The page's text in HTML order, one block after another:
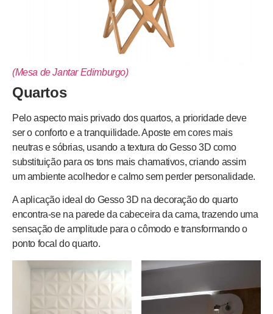
(Mesa de Jantar Edimburgo)
Quartos
Pelo aspecto mais privado dos quartos, a prioridade deve
ser o conforto e a tranquilidade. Aposte em cores mais
neutras e sóbrias, usando a textura do Gesso 3D como
substituição para os tons mais chamativos, criando assim
um ambiente acolhedor e calmo sem perder personalidade.
A aplicação ideal do Gesso 3D na decoração do quarto
encontra-se na parede da cabeceira da cama, trazendo uma
sensação de amplitude para o cômodo e transformando o
ponto focal do quarto.